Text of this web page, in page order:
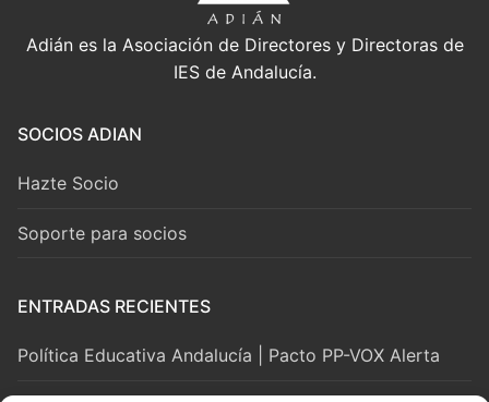
Adián es la Asociación de Directores y Directoras de
IES de Andalucía.
SOCIOS ADIAN
Hazte Socio
Soporte para socios
ENTRADAS RECIENTES
Política Educativa Andalucía | Pacto PP-VOX Alerta